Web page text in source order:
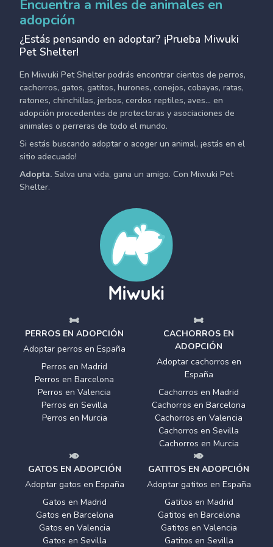
Encuentra a miles de animales en
adopción
¿Estás pensando en adoptar? ¡Prueba Miwuki
Pet Shelter!
En Miwuki Pet Shelter podrás encontrar cientos de perros,
cachorros, gatos, gatitos, hurones, conejos, cobayas, ratas,
ratones, chinchillas, jerbos, cerdos reptiles, aves... en
adopción procedentes de protectoras y asociaciones de
animales o perreras de todo el mundo.
Si estás buscando adoptar o acoger un animal, ¡estás en el
sitio adecuado!
Adopta. Salva una vida, gana un amigo. Con Miwuki Pet
Shelter.
PERROS EN ADOPCIÓN
Adoptar perros en España
Perros en Madrid
Perros en Barcelona
Perros en Valencia
Perros en Sevilla
Perros en Murcia
CACHORROS EN
ADOPCIÓN
Adoptar cachorros en
España
Cachorros en Madrid
Cachorros en Barcelona
Cachorros en Valencia
Cachorros en Sevilla
Cachorros en Murcia
GATOS EN ADOPCIÓN
Adoptar gatos en España
Gatos en Madrid
Gatos en Barcelona
Gatos en Valencia
Gatos en Sevilla
GATITOS EN ADOPCIÓN
Adoptar gatitos en España
Gatitos en Madrid
Gatitos en Barcelona
Gatitos en Valencia
Gatitos en Sevilla